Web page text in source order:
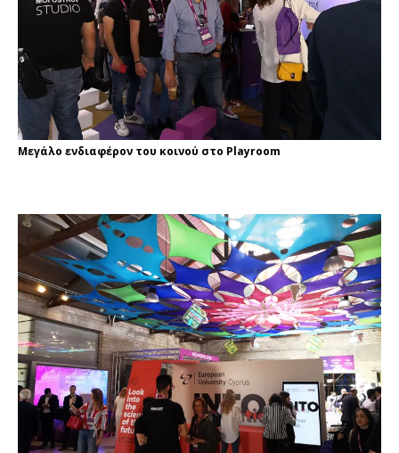
Μεγάλο ενδιαφέρον του κοινού στο Playroom